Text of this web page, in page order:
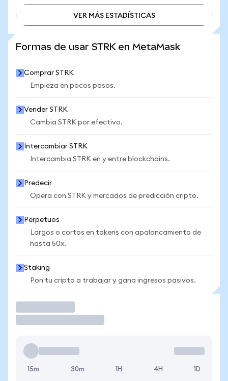
VER MÁS ESTADÍSTICAS
Formas de usar STRK en MetaMask
Comprar STRK
Empieza en pocos pasos.
Vender STRK
Cambia STRK por efectivo.
Intercambiar STRK
Intercambia STRK en y entre blockchains.
Predecir
Opera con STRK y mercados de predicción cripto.
Perpetuos
Largos o cortos en tokens con apalancamiento de
hasta 50x.
Staking
Pon tu cripto a trabajar y gana ingresos pasivos.
15m 30m 1H 4H 1D